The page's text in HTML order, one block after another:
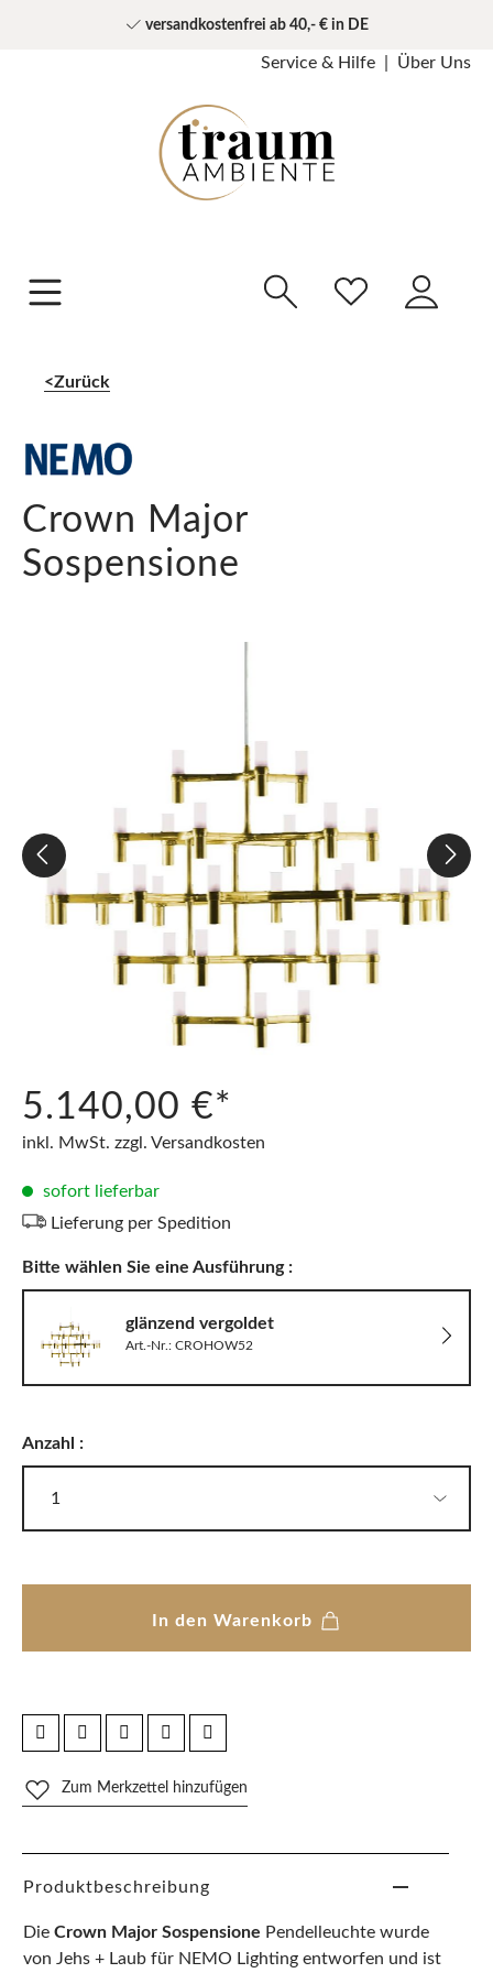
versandkostenfrei ab 40,- € in DE
Service & Hilfe Über Uns
Zurück
Crown Major
Sospensione
5.140,00 €*
inkl. MwSt. zzgl. Versandkosten
sofort lieferbar
Lieferung per Spedition
Bitte wählen Sie eine Ausführung :
glänzend vergoldet
Art.-Nr.: CROHOW52
Anzahl :
In den Warenkorb
Zum Merkzettel hinzufügen
Produktbeschreibung
Die Crown Major Sospensione Pendelleuchte wurde
von Jehs + Laub für NEMO Lighting entworfen und ist